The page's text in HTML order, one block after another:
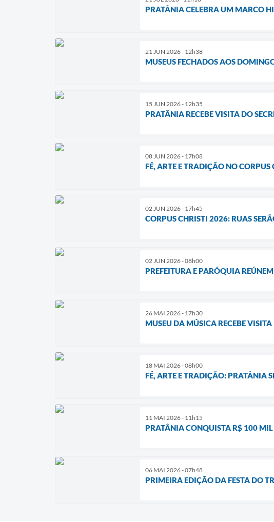
PRATÂNIA CELEBRA UM MARCO
21 JUN 2026 - 12h38
MUSEUS FECHADOS AOS
15 JUN 2026 - 12h35
PRATÂNIA RECEBE VISITA DO
08 JUN 2026 - 17h08
FÉ, ARTE E TRADIÇÃO NO
02 JUN 2026 - 17h45
CORPUS CHRISTI 2026: RUAS
02 JUN 2026 - 08h00
PREFEITURA E PARÓQUIA
26 MAI 2026 - 17h30
MUSEU DA MÚSICA RECEBE
18 MAI 2026 - 08h00
FÉ, ARTE E TRADIÇÃO: PRATÂNIA
11 MAI 2026 - 11h15
PRATÂNIA CONQUISTA R$ 100
06 MAI 2026 - 07h48
PRIMEIRA EDIÇÃO DA FESTA DO